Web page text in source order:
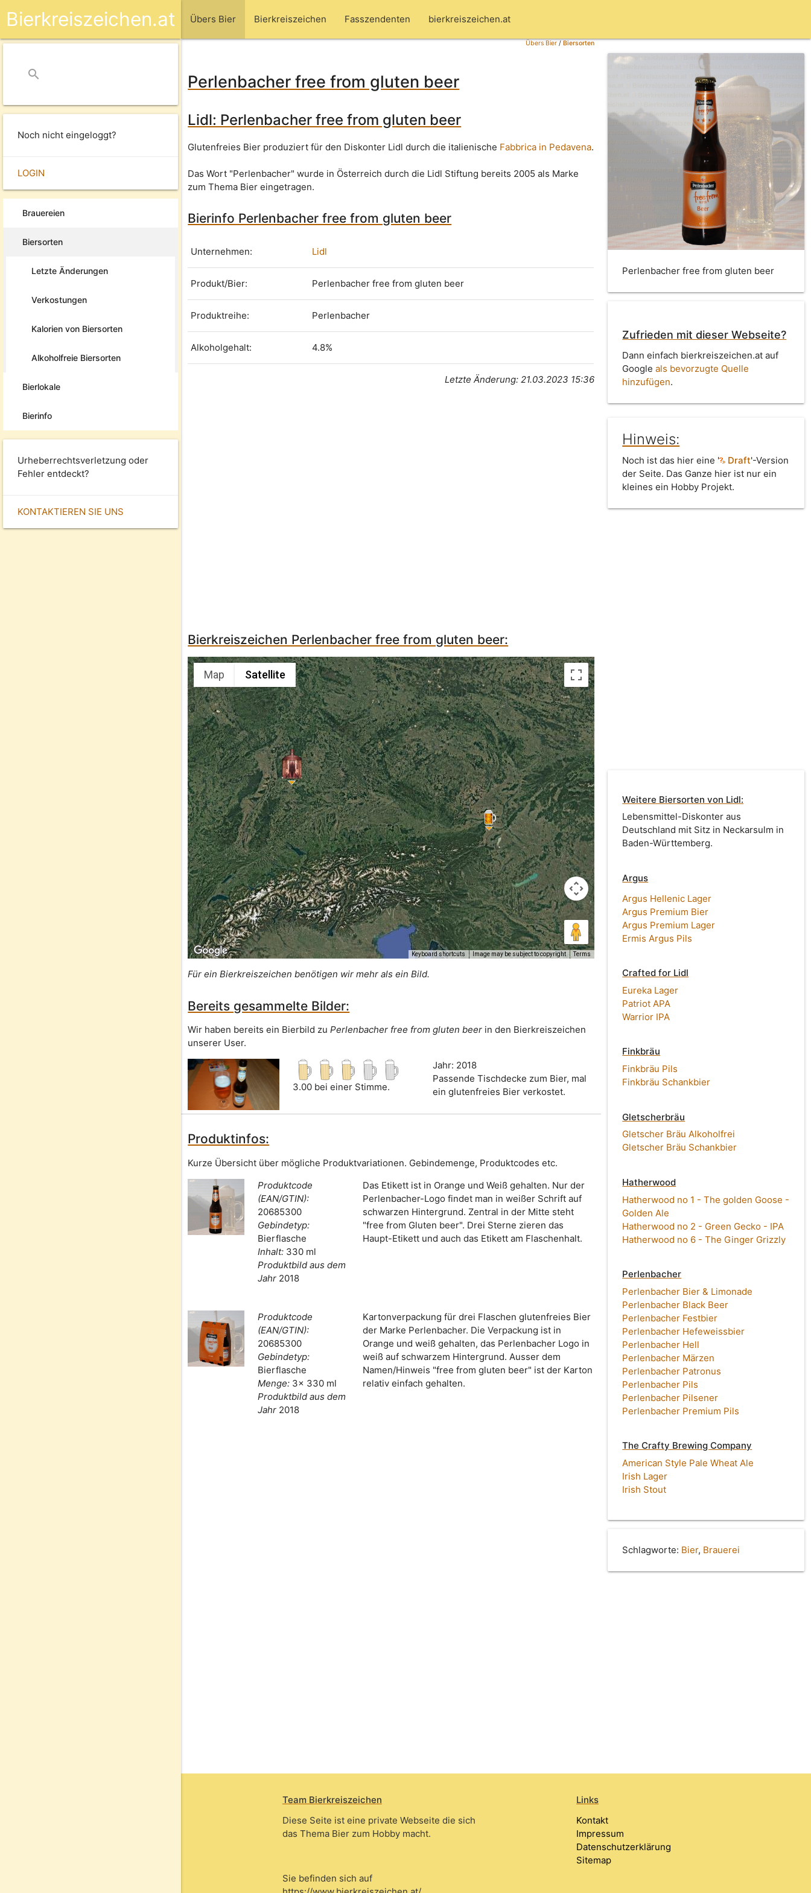
Übers Bier Bierkreiszeichen Fasszendenten bierkreiszeichen.at
Bierkreiszeichen.at
search
Noch nicht eingeloggt?
LOGIN
Brauereien
Biersorten
Letzte Änderungen
Verkostungen
Kalorien von Biersorten
Alkoholfreie Biersorten
Bierlokale
Bierinfo
Urheberrechtsverletzung oder
Fehler entdeckt?
KONTAKTIEREN SIE UNS
Übers Bier/Biersorten
Perlenbacher free from gluten beer
Lidl: Perlenbacher free from gluten beer
Glutenfreies Bier produziert für den Diskonter Lidl durch die italienische Fabbrica in Pedavena.
Das Wort "Perlenbacher" wurde in Österreich durch die Lidl Stiftung bereits 2005 als Marke
zum Thema Bier eingetragen.
Bierinfo Perlenbacher free from gluten beer
Unternehmen: Lidl
Produkt/Bier: Perlenbacher free from gluten beer
Produktreihe: Perlenbacher
Alkoholgehalt: 4.8%
Letzte Änderung: 21.03.2023 15:36
Perlenbacher free from gluten beer
Zufrieden mit dieser Webseite?
Dann einfach bierkreiszeichen.at auf
Googleals bevorzugte Quelle
hinzufügen.
Hinweis:
Noch ist das hier eine ' Draft'-Version
der Seite. Das Ganze hier ist nur ein
kleines ein Hobby Projekt.
Bierkreiszeichen Perlenbacher free from gluten beer:
Map Satellite
Keyboard shortcuts Image may be subject to copyright Terms
Für ein Bierkreiszeichen benötigen wir mehr als ein Bild.
Bereits gesammelte Bilder:
Wir haben bereits ein Bierbild zuPerlenbacher free from gluten beer in den Bierkreiszeichen
unserer User.
3.00 bei einer Stimme.
Jahr: 2018
Passende Tischdecke zum Bier, mal
ein glutenfreies Bier verkostet.
Produktinfos:
Kurze Übersicht über mögliche Produktvariationen. Gebindemenge, Produktcodes etc.
Produktcode
(EAN/GTIN):
20685300
Gebindetyp:
Bierflasche
Inhalt: 330 ml
Produktbild aus dem
Jahr 2018
Das Etikett ist in Orange und Weiß gehalten. Nur der
Perlenbacher-Logo findet man in weißer Schrift auf
schwarzen Hintergrund. Zentral in der Mitte steht
"free from Gluten beer". Drei Sterne zieren das
Haupt-Etikett und auch das Etikett am Flaschenhalt.
Produktcode
(EAN/GTIN):
20685300
Gebindetyp:
Bierflasche
Menge: 3x 330 ml
Produktbild aus dem
Jahr 2018
Kartonverpackung für drei Flaschen glutenfreies Bier
der Marke Perlenbacher. Die Verpackung ist in
Orange und weiß gehalten, das Perlenbacher Logo in
weiß auf schwarzem Hintergrund. Ausser dem
Namen/Hinweis "free from gluten beer" ist der Karton
relativ einfach gehalten.
Weitere Biersorten von Lidl:
Lebensmittel-Diskonter aus
Deutschland mit Sitz in Neckarsulm in
Baden-Württemberg.
Argus
Argus Hellenic Lager
Argus Premium Bier
Argus Premium Lager
Ermis Argus Pils
Crafted for Lidl
Eureka Lager
Patriot APA
Warrior IPA
Finkbräu
Finkbräu Pils
Finkbräu Schankbier
Gletscherbräu
Gletscher Bräu Alkoholfrei
Gletscher Bräu Schankbier
Hatherwood
Hatherwood no 1 - The golden Goose -
Golden Ale
Hatherwood no 2 - Green Gecko - IPA
Hatherwood no 6 - The Ginger Grizzly
Perlenbacher
Perlenbacher Bier & Limonade
Perlenbacher Black Beer
Perlenbacher Festbier
Perlenbacher Hefeweissbier
Perlenbacher Hell
Perlenbacher Märzen
Perlenbacher Patronus
Perlenbacher Pils
Perlenbacher Pilsener
Perlenbacher Premium Pils
The Crafty Brewing Company
American Style Pale Wheat Ale
Irish Lager
Irish Stout
Schlagworte: Bier, Brauerei
Team Bierkreiszeichen
Diese Seite ist eine private Webseite die sich
das Thema Bier zum Hobby macht.
Sie befinden sich auf
Links
Kontakt
Impressum
Datenschutzerklärung
Sitemap